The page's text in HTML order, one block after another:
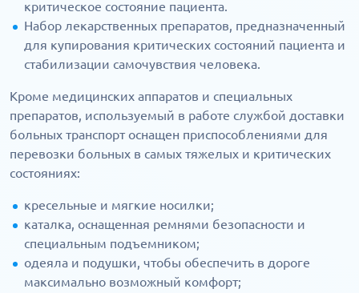
критическое состояние пациента.
Набор лекарственных препаратов, предназначенный
для купирования критических состояний пациента и
стабилизации самочувствия человека.
Кроме медицинских аппаратов и специальных
препаратов, используемый в работе службой доставки
больных транспорт оснащен приспособлениями для
перевозки больных в самых тяжелых и критических
состояниях:
кресельные и мягкие носилки;
каталка, оснащенная ремнями безопасности и
специальным подъемником;
одеяла и подушки, чтобы обеспечить в дороге
максимально возможный комфорт;